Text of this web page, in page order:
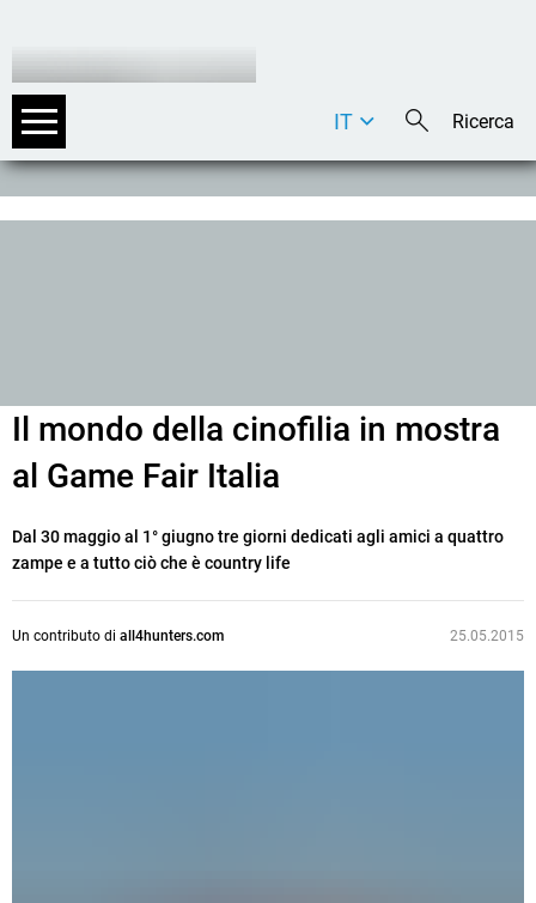
DE
IT
Il mondo della cinofilia in mostra
al Game Fair Italia
Dal 30 maggio al 1° giugno tre giorni dedicati agli amici a quattro
zampe e a tutto ciò che è country life
Un contributo di all4hunters.com 25.05.2015